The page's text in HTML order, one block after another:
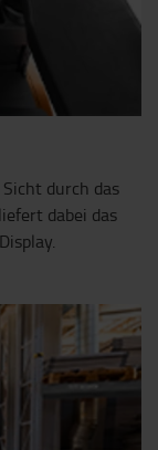
durch das
dabei das